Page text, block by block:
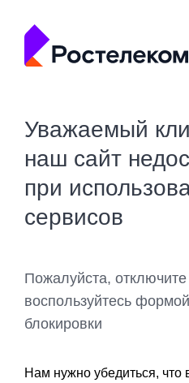
Уважаемый
наш сайт
при
сервисов
Пожалуйста,
воспользуйтесь
блокировки
Нам нужно убедиться, что